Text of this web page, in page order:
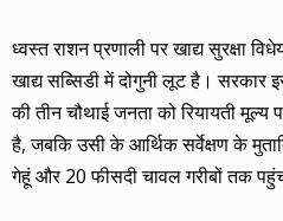
ध्वस्त राशन प्रणाली पर खाद्य सुरक्षा
खाद्य सब्सिडी में दोगुनी लूट है। सरकार
की तीन चौथाई जनता को रियायती
है, जबकि उसी के आर्थिक सर्वेक्षण के
गेहूं और 20 फीसदी चावल गरीबों तक